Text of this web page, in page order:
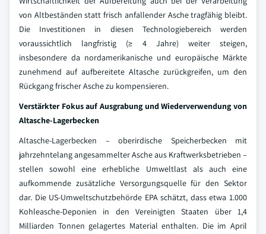
von Altbeständen statt frisch anfallender Asche tragfähig bleibt.
Die Investitionen in diesen Technologiebereich werden
voraussichtlich langfristig (≥ 4 Jahre) weiter steigen,
insbesondere da nordamerikanische und europäische Märkte
zunehmend auf aufbereitete Altasche zurückgreifen, um den
Rückgang frischer Asche zu kompensieren.
Verstärkter Fokus auf Ausgrabung und Wiederverwendung von
Altasche-Lagerbecken
Altasche-Lagerbecken – oberirdische Speicherbecken mit
jahrzehntelang angesammelter Asche aus Kraftwerksbetrieben –
stellen sowohl eine erhebliche Umweltlast als auch eine
aufkommende zusätzliche Versorgungsquelle für den Sektor
dar. Die US-Umweltschutzbehörde EPA schätzt, dass etwa 1.000
Kohleasche-Deponien in den Vereinigten Staaten über 1,4
Milliarden Tonnen gelagertes Material enthalten. Die im April